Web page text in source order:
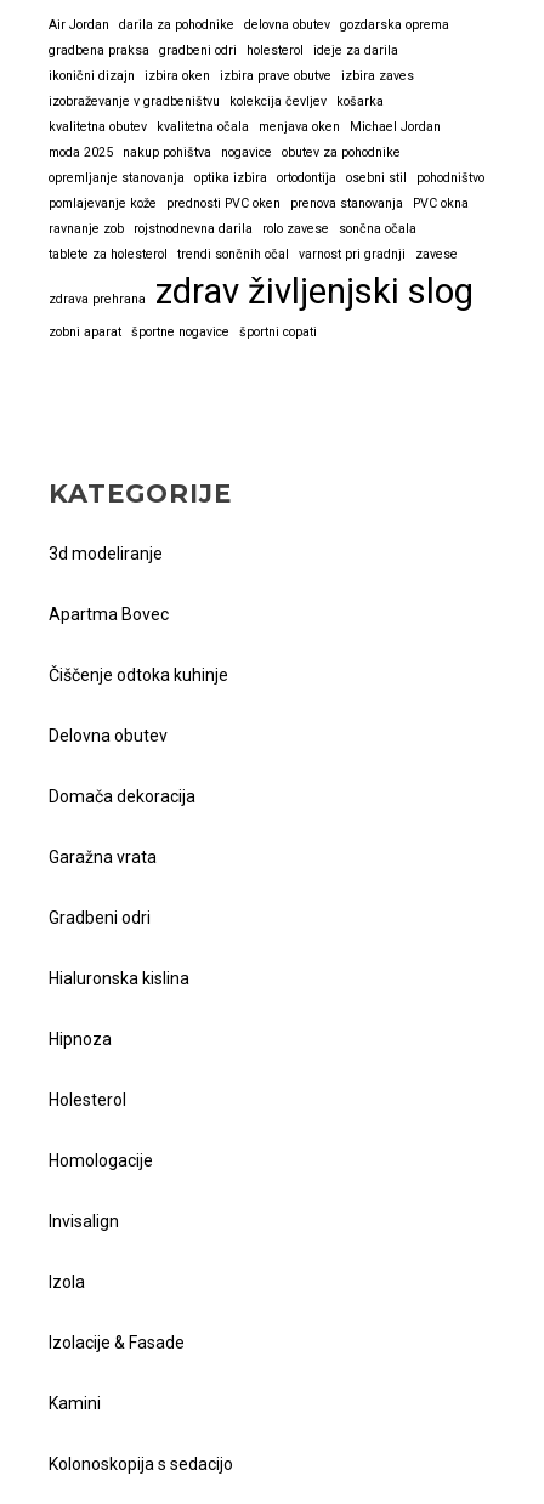
zelo
všeč
Air Jordan darila za pohodnike delovna obutev
gozdarska oprema
gradbena praksa
gradbeni odri holesterol
ideje za darila
ikonični dizajn
izbira oken izbira prave obutve
izbira zaves
izobraževanje v gradbeništvu
kolekcija čevljev
košarka
kvalitetna obutev
kvalitetna očala menjava oken
Michael Jordan
moda 2025
nakup pohištva nogavice
obutev za pohodnike
opremljanje stanovanja
optika izbira ortodontija osebni stil
pohodništvo
pomlajevanje kože
prednosti PVC oken prenova stanovanja
PVC okna
ravnanje zob
rojstnodnevna darila rolo zavese
sončna očala
tablete za holesterol
trendi sončnih očal varnost pri gradnji zavese
zdrava prehrana zdrav življenjski slog
zobni aparat športne nogavice športni copati
KATEGORIJE
3d modeliranje
Apartma Bovec
Čiščenje odtoka kuhinje
Delovna obutev
Domača dekoracija
Garažna vrata
Gradbeni odri
Hialuronska kislina
Hipnoza
Holesterol
Homologacije
Invisalign
Izola
Izolacije & Fasade
Kamini
Kolonoskopija s sedacijo